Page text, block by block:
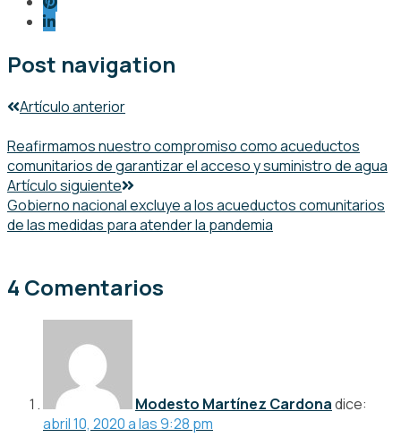
Post navigation
Artículo anterior
Reafirmamos nuestro compromiso como acueductos
comunitarios de garantizar el acceso y suministro de agua
Artículo siguiente
Gobierno nacional excluye a los acueductos comunitarios
de las medidas para atender la pandemia
4 Comentarios
Modesto Martínez Cardonadice:
abril 10, 2020 a las 9:28 pm